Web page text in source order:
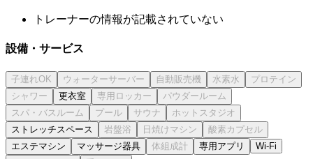
トレーナーの情報が記載されていない
設備・サービス
更衣室
ストレッチスペース
エステマシン
マッサージ器具 専用アプリ Wi-Fi